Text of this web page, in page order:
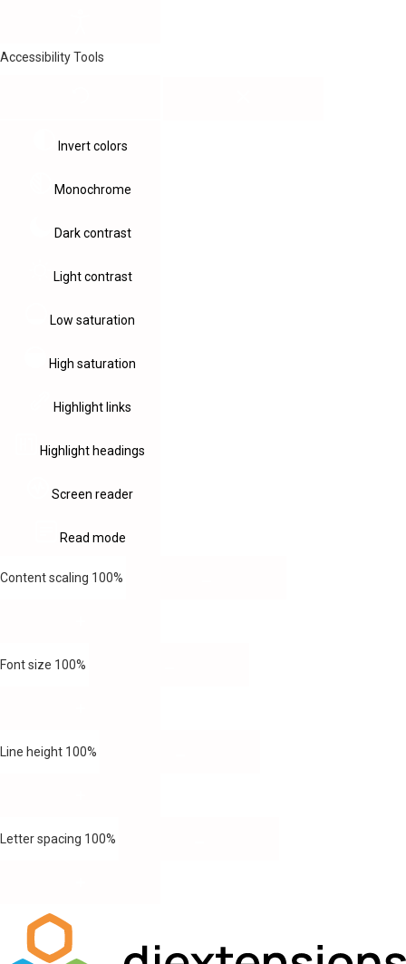
Accessibility Tools
Invert colors
Monochrome
Dark contrast
Light contrast
Low saturation
High saturation
Highlight links
Highlight headings
Screen reader
Read mode
Content scaling 100%
Font size 100%
Line height 100%
Letter spacing 100%